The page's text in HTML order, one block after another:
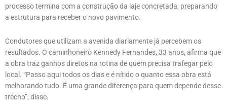
processo termina com a construção da laje concretada, preparando
a estrutura para receber o novo pavimento.
Condutores que utilizam a avenida diariamente já percebem os
resultados. O caminhoneiro Kennedy Fernandes, 33 anos, afirma que
a obra traz ganhos diretos na rotina de quem precisa trafegar pelo
local. “Passo aqui todos os dias e é nítido o quanto essa obra está
melhorando tudo. É uma grande diferença para quem depende desse
trecho”, disse.